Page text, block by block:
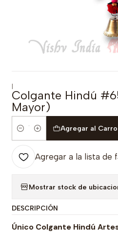
|
Colgante Hindú
Mayor)
Cantidad
Agregar al Carro
Agregar a la lista de
Mostrar stock de
DESCRIPCIÓN
Único Colgante Hindú